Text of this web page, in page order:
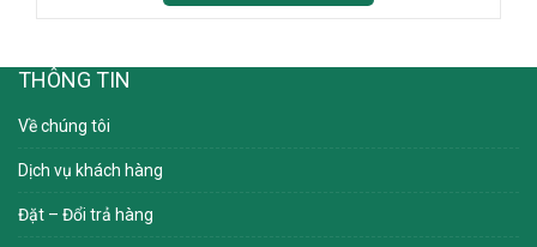
THÔNG TIN
Về chúng tôi
Dịch vụ khách hàng
Đặt – Đổi trả hàng